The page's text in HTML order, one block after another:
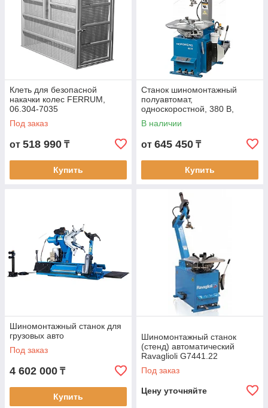
Клеть для безопасной
накачки колес FERRUM,
06.304-7035
Под заказ
от 518 990 ₸
Купить
Станок шиномонтажный
полуавтомат,
односкоростной, 380 В,
синий
В наличии
от 645 450 ₸
Купить
Шиномонтажный станок для
грузовых авто
Под заказ
4 602 000 ₸
Купить
Шиномонтажный станок
(стенд) автоматический
Ravaglioli G7441.22
Под заказ
Цену уточняйте